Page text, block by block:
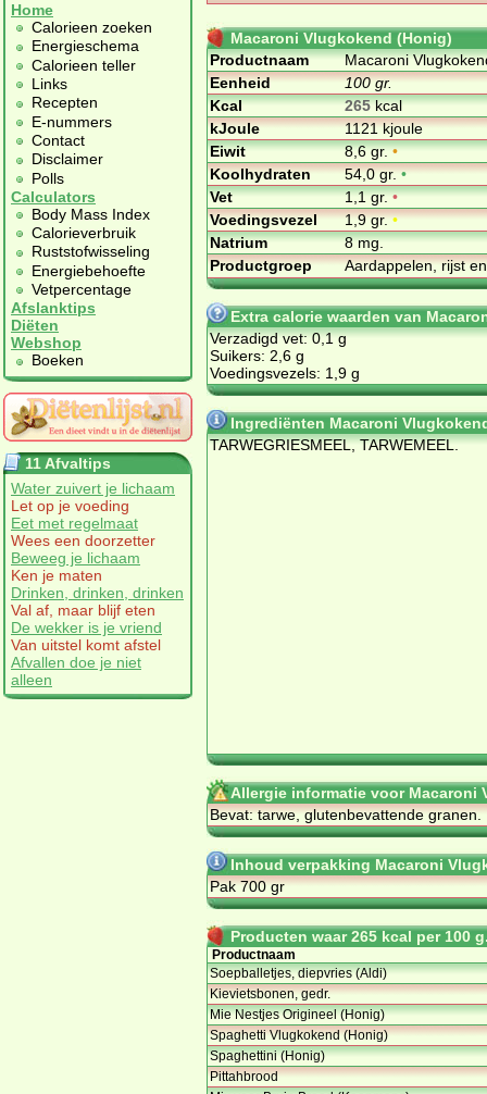
Home
Calorieen zoeken
Energieschema
Calorieen teller
Links
Recepten
E-nummers
Contact
Disclaimer
Polls
Calculators
Body Mass Index
Calorieverbruik
Ruststofwisseling
Energiebehoefte
Vetpercentage
Afslanktips
Diëten
Webshop
Boeken
11 Afvaltips
Water zuivert je lichaam
Let op je voeding
Eet met regelmaat
Wees een doorzetter
Beweeg je lichaam
Ken je maten
Drinken, drinken, drinken
Val af, maar blijf eten
De wekker is je vriend
Van uitstel komt afstel
Afvallen doe je niet
alleen
Macaroni Vlugkokend (Honig)
Productnaam
Macaroni
Eenheid
100 gr.
Kcal
265kcal
kJoule
1121 kjoule
Eiwit
8,6 gr.•
Koolhydraten
54,0 gr.•
Vet
1,1 gr.•
Voedingsvezel
1,9 gr.•
Natrium
8 mg.
Productgroep
Aardappelen, rijst
Extra calorie waarden van
Verzadigd vet: 0,1 g
Suikers: 2,6 g
Voedingsvezels: 1,9 g
Ingrediënten Macaroni
TARWEGRIESMEEL, TARWEMEEL.
Allergie informatie voor Macaroni
Bevat: tarwe, glutenbevattende
Inhoud verpakking Macaroni
Pak 700 gr
Producten waar 265 kcal per 100
Productnaam
Soepballetjes, diepvries (Aldi)
Kievietsbonen, gedr.
Mie Nestjes Origineel (Honig)
Spaghetti Vlugkokend (Honig)
Spaghettini (Honig)
Pittahbrood